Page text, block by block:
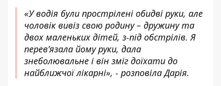
«У водія були прострілені обидві руки, але
чоловік вивіз свою родину – дружину та
двох маленьких дітей, з-під обстрілів. Я
перев’язала йому руки, дала
знеболювальне і він зміг доїхати до
найближчої лікарні», - розповіла Дарія.